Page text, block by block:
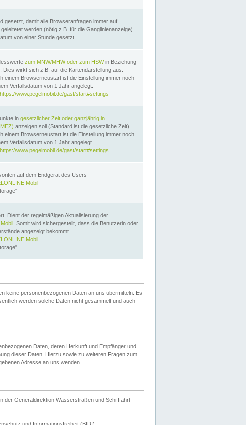
gesetzt, damit alle Browseranfragen immer auf
werden (nötig z.B. für die Ganglinienanzeige)
von einer Stunde gesetzt
zum MNW/MHW oder zum HSWin Beziehung
wirkt sich z.B. auf die Kartendarstellung aus.
einem Browserneustart ist die Einstellung immer noch
Verfallsdatum von 1 Jahr angelegt.
https://www.pegelmobil.de/gast/start#settings
in gesetzlicher Zeit oder ganzjährig in
anzeigen soll (Standard ist die gesetzliche Zeit).
einem Browserneustart ist die Einstellung immer noch
Verfallsdatum von 1 Jahr angelegt.
https://www.pegelmobil.de/gast/start#settings
auf dem Endgerät des Users
Mobil
Dient der regelmäßigen Aktualisierung der
. Somit wird sichergestellt, dass die Benutzerin oder
angezeigt bekommt.
Mobil
keine personenbezogenen Daten an uns übermitteln. Es
werden solche Daten nicht gesammelt und auch
Daten, deren Herkunft und Empfänger und
dieser Daten. Hierzu sowie zu weiteren Fragen zum
Adresse an uns wenden.
der Generaldirektion Wasserstraßen und Schifffahrt